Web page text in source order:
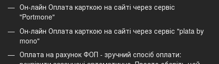
Он-лайн Оплата карткою на сайті через сервіс
"Portmone"
Он-лайн Оплата карткою на сайті через сервіс "plata by
mono"
Оплата на рахунок ФОП - зручний спосіб оплати: